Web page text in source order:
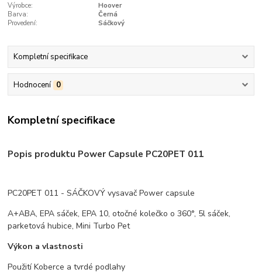
Výrobce:
Hoover
Barva:
Černá
Provedení:
Sáčkový
Kompletní specifikace
Hodnocení 0
Kompletní specifikace
Popis produktu Power Capsule PC20PET 011
PC20PET 011 - SÁČKOVÝ vysavač Power capsule
A+ABA, EPA sáček, EPA 10, otočné kolečko o 360°, 5l sáček,
parketová hubice, Mini Turbo Pet
Výkon a vlastnosti
Použití Koberce a tvrdé podlahy